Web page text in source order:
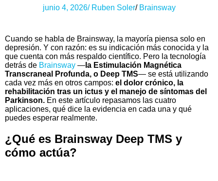
junio 4, 2026/Ruben Soler/ Brainsway
Cuando se habla de Brainsway, la mayoría piensa solo en
depresión. Y con razón: es su indicación más conocida y la
que cuenta con más respaldo científico. Pero la tecnología
detrás de Brainsway — la Estimulación Magnética
Transcraneal Profunda, o Deep TMS— se está utilizando
cada vez más en otros campos: el dolor crónico, la
rehabilitación tras un ictus y el manejo de síntomas del
Parkinson. En este artículo repasamos las cuatro
aplicaciones, qué dice la evidencia en cada una y qué
puedes esperar realmente.
¿Qué es Brainsway Deep TMS y
cómo actúa?